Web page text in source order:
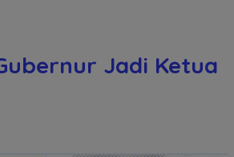
Jadi Ketua